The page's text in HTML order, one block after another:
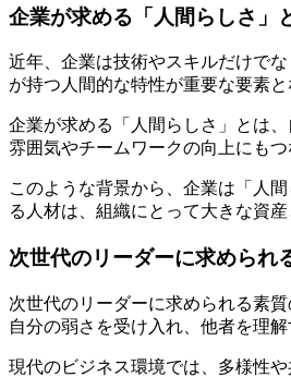
企業が求める「人間らしさ」
近年、企業は技術やスキルだけで
が持つ人間的な特性が重要な要素
企業が求める「人間らしさ」とは
雰囲気やチームワークの向上にも
このような背景から、企業は「人
る人材は、組織にとって大きな資
次世代のリーダーに求められ
次世代のリーダーに求められる素
自分の弱さを受け入れ、他者を理
現代のビジネス環境では、多様性